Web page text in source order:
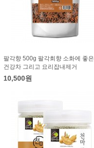
팔각향 500g 팔각회향 소화에 좋은
건강차 그리고 요리잡내제거
10,500원